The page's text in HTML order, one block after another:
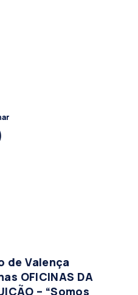
de Valença
OFICINAS DA
– “Somos